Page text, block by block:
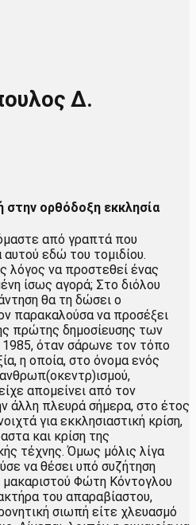
Δ.
στην ορθόδοξη εκκλησία
από γραπτά που
εδώ του τομιδίου.
λόγος να προστεθεί ένας
ίσως αγορά; Στο διόλου
θα τη δώσει ο
παρακαλούσα να προσέξει
πρώτης δημοσίευσης των
όταν σάρωνε τον τόπο
η οποία, στο όνομα ενός
απομείνει από τον
άλλη πλευρά σήμερα, στο έτος
για εκκλησιαστική κρίση,
και κρίση της
τέχνης. Όμως μόλις λίγα
να θέσει υπό συζήτηση
Φώτη Κόντογλου
του απαραβίαστου,
σιωπή είτε χλευασμό